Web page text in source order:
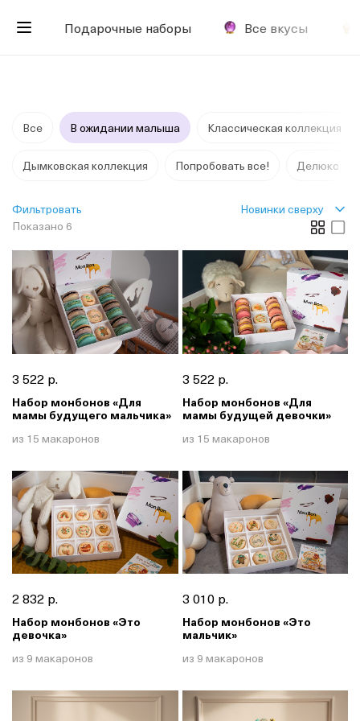
Подарочные наборы Все вкусы
Все В ожидании малыша Классическая коллекция
Дымковская коллекция Попробовать все! Делюкс
Показано 6
Фильтровать Новинки сверху
3 522 р.
Набор монбонов «Для
мамы будущего мальчика»
из 15 макаронов
3 522 р.
Набор монбонов «Для
мамы будущей девочки»
из 15 макаронов
2 832 р.
Набор монбонов «Это
девочка»
из 9 макаронов
3 010 р.
Набор монбонов «Это
мальчик»
из 9 макаронов